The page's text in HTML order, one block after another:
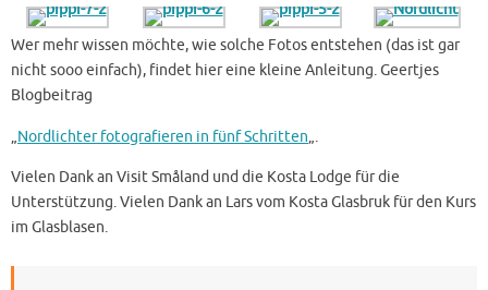
Wer mehr wissen möchte, wie solche Fotos entstehen (das ist gar
nicht sooo einfach), findet hier eine kleine Anleitung. Geertjes
Blogbeitrag
„Nordlichter fotografieren in fünf Schritten„.
Vielen Dank an Visit Småland und die Kosta Lodge für die
Unterstützung. Vielen Dank an Lars vom Kosta Glasbruk für den Kurs
im Glasblasen.